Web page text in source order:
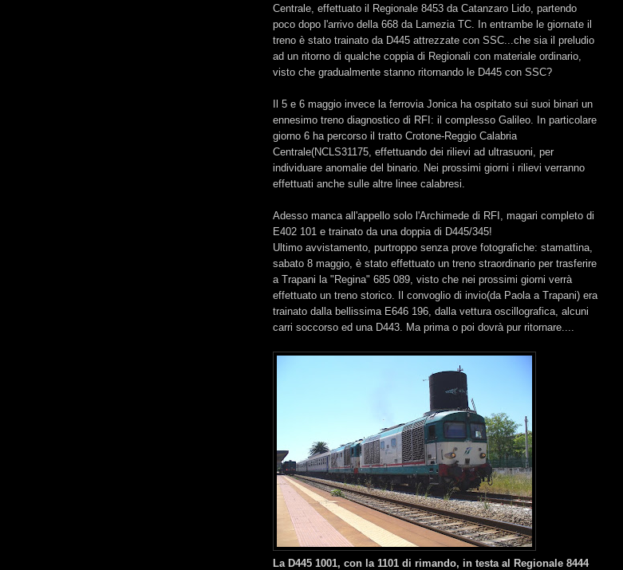
Centrale, effettuato il Regionale 8453 da Catanzaro Lido, partendo
poco dopo l'arrivo della 668 da Lamezia TC. In entrambe le giornate il
treno è stato trainato da D445 attrezzate con SSC...che sia il preludio
ad un ritorno di qualche coppia di Regionali con materiale ordinario,
visto che gradualmente stanno ritornando le D445 con SSC?
Il 5 e 6 maggio invece la ferrovia Jonica ha ospitato sui suoi binari un
ennesimo treno diagnostico di RFI: il complesso Galileo. In particolare
giorno 6 ha percorso il tratto Crotone-Reggio Calabria
Centrale(NCLS31175, effettuando dei rilievi ad ultrasuoni, per
individuare anomalie del binario. Nei prossimi giorni i rilievi verranno
effettuati anche sulle altre linee calabresi.
Adesso manca all'appello solo l'Archimede di RFI, magari completo di
E402 101 e trainato da una doppia di D445/345!
Ultimo avvistamento, purtroppo senza prove fotografiche: stamattina,
sabato 8 maggio, è stato effettuato un treno straordinario per trasferire
a Trapani la "Regina" 685 089, visto che nei prossimi giorni verrà
effettuato un treno storico. Il convoglio di invio(da Paola a Trapani) era
trainato dalla bellissima E646 196, dalla vettura oscillografica, alcuni
carri soccorso ed una D443. Ma prima o poi dovrà pur ritornare....
La D445 1001, con la 1101 di rimando, in testa al Regionale 8444